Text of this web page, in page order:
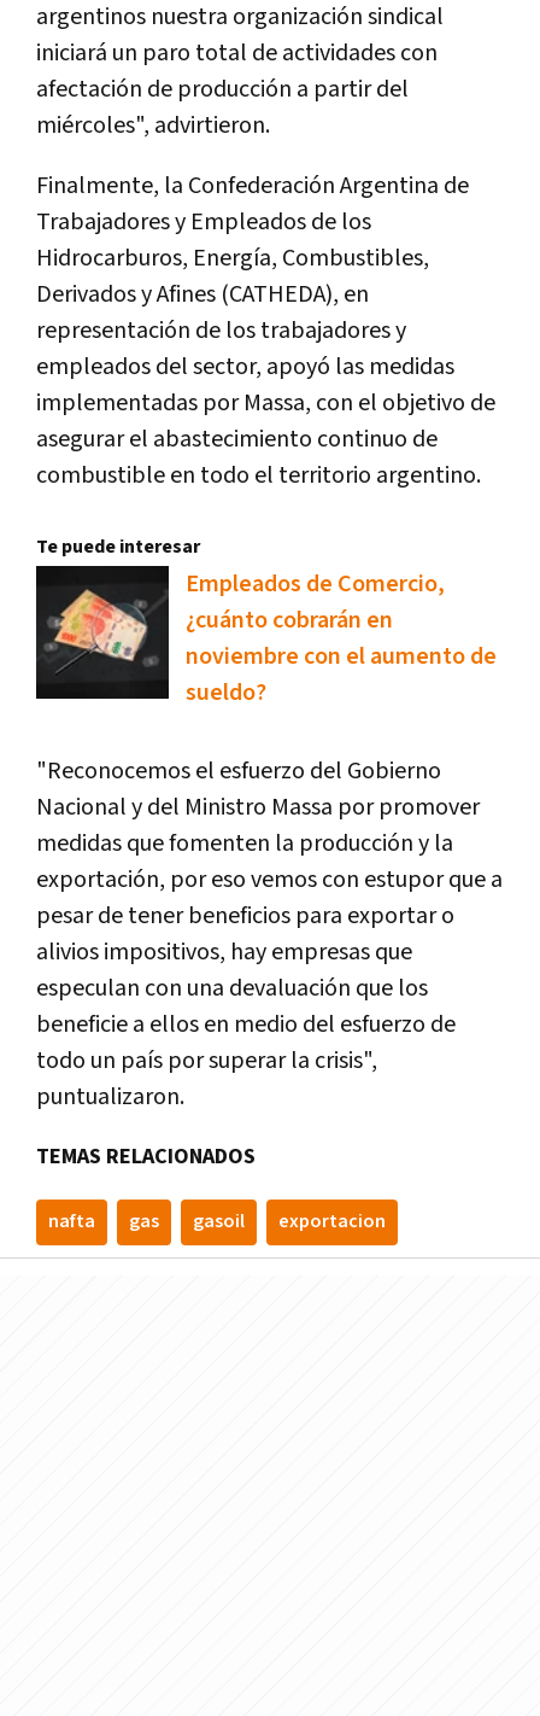
argentinos nuestra organización sindical
iniciará un paro total de actividades con
afectación de producción a partir del
miércoles", advirtieron.
Finalmente, la Confederación Argentina de
Trabajadores y Empleados de los
Hidrocarburos, Energía, Combustibles,
Derivados y Afines (CATHEDA), en
representación de los trabajadores y
empleados del sector, apoyó las medidas
implementadas por Massa, con el objetivo de
asegurar el abastecimiento continuo de
combustible en todo el territorio argentino.
Te puede interesar
Empleados de Comercio,
¿cuánto cobrarán en
noviembre con el aumento de
sueldo?
"Reconocemos el esfuerzo del Gobierno
Nacional y del Ministro Massa por promover
medidas que fomenten la producción y la
exportación, por eso vemos con estupor que a
pesar de tener beneficios para exportar o
alivios impositivos, hay empresas que
especulan con una devaluación que los
beneficie a ellos en medio del esfuerzo de
todo un país por superar la crisis",
puntualizaron.
TEMAS RELACIONADOS
nafta gas gasoil exportacion